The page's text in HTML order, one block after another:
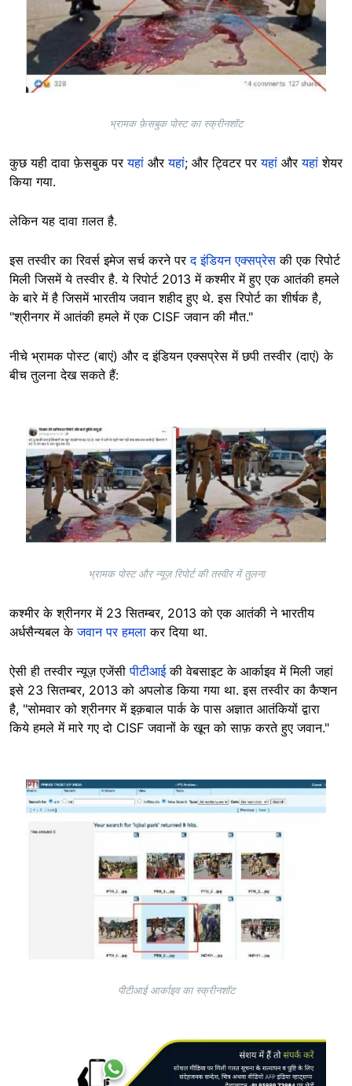
भ्रामक फ़ेसबुक पोस्ट का स्क्रीनशॉट
कुछ यही दावा फ़ेसबुक परयहां औरयहां; और ट्विटर परयहां औरयहां शेयर
किया गया.
लेकिन यह दावा ग़लत है.
इस तस्वीर का रिवर्स इमेज सर्च करने परद इंडियन एक्सप्रेस की एक रिपोर्ट
मिली जिसमें ये तस्वीर है. ये रिपोर्ट 2013 में कश्मीर में हुए एक आतंकी हमले
के बारे में है जिसमें भारतीय जवान शहीद हुए थे. इस रिपोर्ट का शीर्षक है,
"श्रीनगर में आतंकी हमले में एक CISF जवान की मौत."
नीचे भ्रामक पोस्ट (बाएं) और द इंडियन एक्सप्रेस में छपी तस्वीर (दाएं) के
बीच तुलना देख सकते हैं:
Image
भ्रामक पोस्ट और न्यूज़ रिपोर्ट की तस्वीर में तुलना
कश्मीर के श्रीनगर में 23 सितम्बर, 2013 को एक आतंकी ने भारतीय
अर्धसैन्यबल केजवान पर हमला कर दिया था.
ऐसी ही तस्वीर न्यूज़ एजेंसीपीटीआईकी वेबसाइट के आर्काइव में मिली जहां
इसे 23 सितम्बर, 2013 को अपलोड किया गया था. इस तस्वीर का कैप्शन
है, "सोमवार को श्रीनगर में इक़बाल पार्क के पास अज्ञात आतंकियों द्वारा
किये हमले में मारे गए दो CISF जवानों के खून को साफ़ करते हुए जवान."
Image
पीटीआई आर्काइव का स्क्रीनशॉट